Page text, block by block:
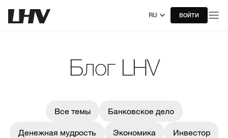
RU ВОЙТИ
Блог LHV
Все темы Банковское дело
Денежная мудрость Экономика Инвестор